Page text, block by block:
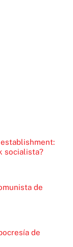
socialista?
de
de